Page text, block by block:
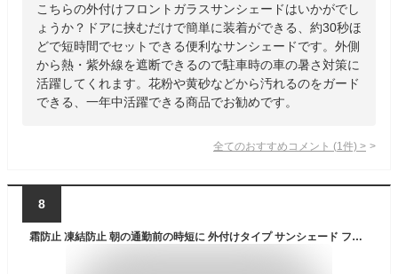
こちらの外付けフロントガラスサンシェードはいかがでし
ょうか？ドアに挟むだけで簡単に装着ができる、約30秒ほ
どで短時間でセットできる便利なサンシェードです。外側
から熱・紫外線を遮断できるので駐車時の車の暑さ対策に
活躍してくれます。花粉や黄砂などから汚れるのをガード
できる、一年中活躍できる商品でお勧めです。
全てのおすすめコメント (1 件) >
8
霜防止 凍結防止 朝の通勤前の時短に 外付けタイプ サンシェード フロントカバー フロントガラスカバー L サイズ 日除け 鳥のフン 黄砂 対策 落葉 対策